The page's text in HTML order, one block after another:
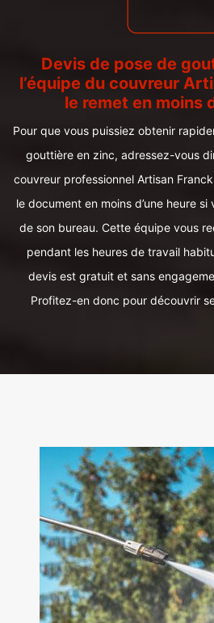
Devis de pose de
l’équipe du couvreur
le remet en moins
Pour que vous puissiez obtenir
gouttière en zinc, adressez-vous
couvreur professionnel Artisan
le document en moins d’une heure
de son bureau. Cette équipe vous
pendant les heures de travail
devis est gratuit et sans
Profitez-en donc pour découvrir